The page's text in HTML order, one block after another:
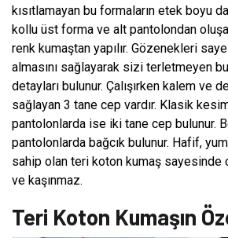
kısıtlamayan bu formaların etek boyu
kollu üst forma ve alt pantolondan
renk kumaştan yapılır. Gözenekleri
almasını sağlayarak sizi terletmeyen
detayları bulunur. Çalışırken kalem ve
sağlayan 3 tane cep vardır. Klasik
pantolonlarda ise iki tane cep bulunur.
pantolonlarda bağcık bulunur. Hafif,
sahip olan teri koton kumaş sayesinde
ve kaşınmaz.
Teri Koton Kumaşın